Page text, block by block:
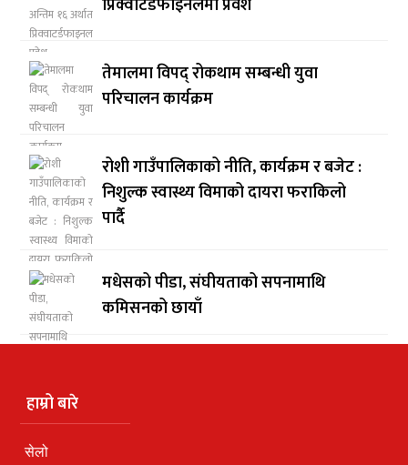
प्रिक्वाटर्डफाइनलमा प्रवेश
तेमालमा विपद् रोकथाम सम्बन्धी युवा
परिचालन कार्यक्रम
रोशी गाउँपालिकाको नीति, कार्यक्रम र बजेट :
निशुल्क स्वास्थ्य विमाको दायरा फराकिलो
पार्दै
मधेसको पीडा, संघीयताको सपनामाथि
कमिसनको छायाँ
हाम्रो बारे
सेलो